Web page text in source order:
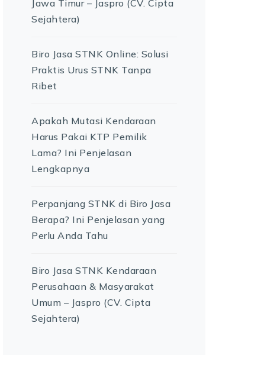
Jawa Timur – Jaspro (CV. Cipta
Sejahtera)
Biro Jasa STNK Online: Solusi
Praktis Urus STNK Tanpa
Ribet
Apakah Mutasi Kendaraan
Harus Pakai KTP Pemilik
Lama? Ini Penjelasan
Lengkapnya
Perpanjang STNK di Biro Jasa
Berapa? Ini Penjelasan yang
Perlu Anda Tahu
Biro Jasa STNK Kendaraan
Perusahaan & Masyarakat
Umum – Jaspro (CV. Cipta
Sejahtera)